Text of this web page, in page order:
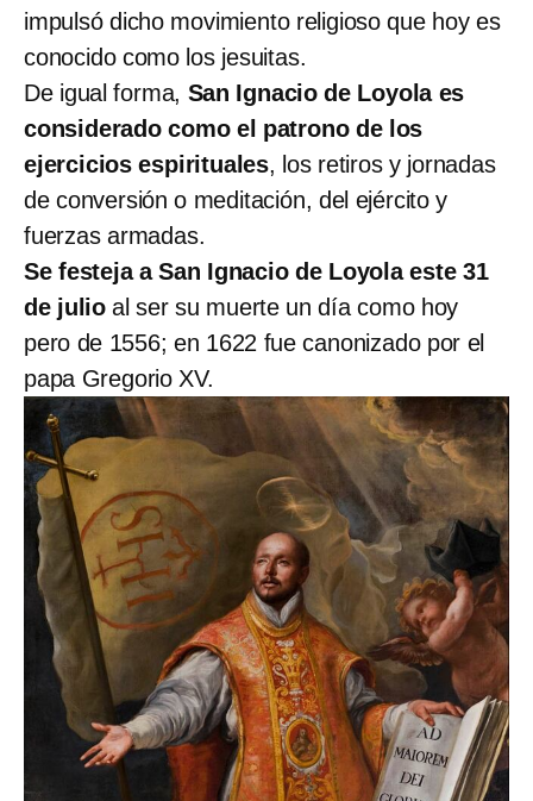
impulsó dicho movimiento religioso que hoy es
conocido como los jesuitas.
De igual forma, San Ignacio de Loyola es
considerado como el patrono de los
ejercicios espirituales, los retiros y jornadas
de conversión o meditación, del ejército y
fuerzas armadas.
Se festeja a San Ignacio de Loyola este 31
de julio al ser su muerte un día como hoy
pero de 1556; en 1622 fue canonizado por el
papa Gregorio XV.